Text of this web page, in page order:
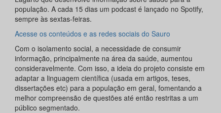
população. A cada 15 dias um podcast é lançado no Spotify,
sempre às sextas-feiras.
Acesse os conteúdos e as redes sociais do Sauro
Com o isolamento social, a necessidade de consumir
informação, principalmente na área da saúde, aumentou
consideravelmente. Com isso, a ideia do projeto consiste em
adaptar a linguagem científica (usada em artigos, teses,
dissertações etc) para a população em geral, fomentando a
melhor compreensão de questões até então restritas a um
público segmentado.